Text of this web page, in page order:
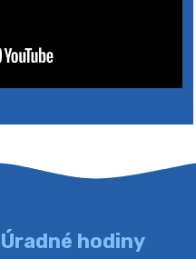
a lakosokat,
Úradné hodiny